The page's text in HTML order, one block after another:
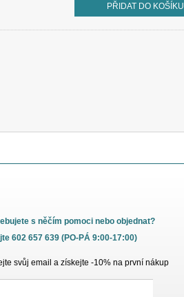
PŘIDAT DO KOŠÍKU
s něčím pomoci nebo objednat?
602 657 639 (PO-PÁ 9:00-17:00)
svůj email a získejte -10% na první nákup